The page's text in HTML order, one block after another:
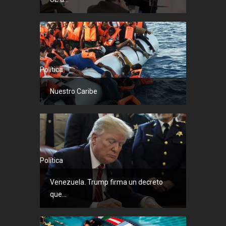
Política
Nuestro Caribe
Política
Venezuela. Trump firma un decreto
que...